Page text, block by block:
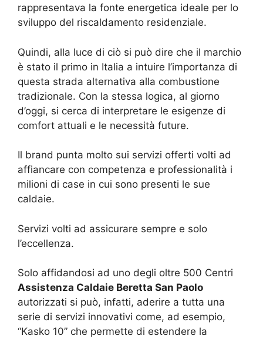
rappresentava la fonte energetica ideale per lo
sviluppo del riscaldamento residenziale.
Quindi, alla luce di ciò si può dire che il marchio
è stato il primo in Italia a intuire l’importanza di
questa strada alternativa alla combustione
tradizionale. Con la stessa logica, al giorno
d’oggi, si cerca di interpretare le esigenze di
comfort attuali e le necessità future.
Il brand punta molto sui servizi offerti volti ad
affiancare con competenza e professionalità i
milioni di case in cui sono presenti le sue
caldaie.
Servizi volti ad assicurare sempre e solo
l’eccellenza.
Solo affidandosi ad uno degli oltre 500 Centri
Assistenza Caldaie Beretta San Paolo
autorizzati si può, infatti, aderire a tutta una
serie di servizi innovativi come, ad esempio,
“Kasko 10” che permette di estendere la